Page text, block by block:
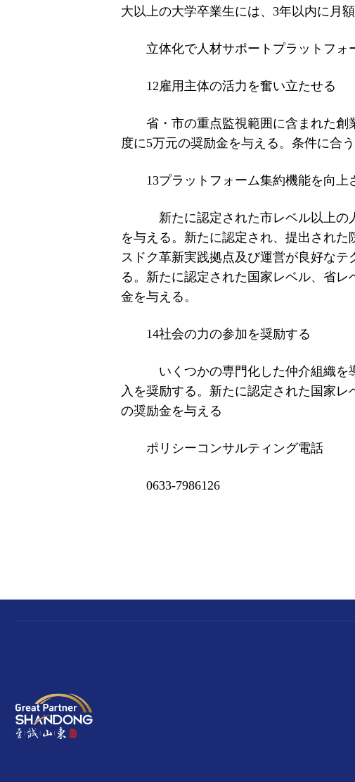
大以上の大学卒業生には、3年以内に月
立体化で人材サポートプラットフォ
12雇用主体の活力を奮い立たせる
省・市の重点監視範囲に含まれた
度に5万元の奨励金を与える。条件に合
13プラットフォーム集約機能を向上
新たに認定された市レベル以上の
を与える。新たに認定され、提出され
スドク革新実践拠点及び運営が良好なテ
る。新たに認定された国家レベル、省
金を与える。
14社会の力の参加を奨励する
いくつかの専門化した仲介組織を
入を奨励する。新たに認定された国家
の奨励金を与える
ポリシーコンサルティング電話
0633-7986126